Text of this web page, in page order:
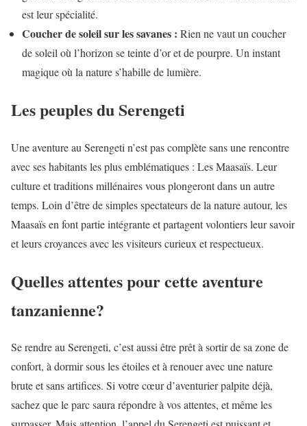
est leur spécialité.
Coucher de soleil sur les savanes : Rien ne vaut un coucher
de soleil où l’horizon se teinte d’or et de pourpre. Un instant
magique où la nature s’habille de lumière.
Les peuples du Serengeti
Une aventure au Serengeti n’est pas complète sans une rencontre
avec ses habitants les plus emblématiques : Les Maasaïs. Leur
culture et traditions millénaires vous plongeront dans un autre
temps. Loin d’être de simples spectateurs de la nature autour, les
Maasaïs en font partie intégrante et partagent volontiers leur savoir
et leurs croyances avec les visiteurs curieux et respectueux.
Quelles attentes pour cette aventure
tanzanienne?
Se rendre au Serengeti, c’est aussi être prêt à sortir de sa zone de
confort, à dormir sous les étoiles et à renouer avec une nature
brute et sans artifices. Si votre cœur d’aventurier palpite déjà,
sachez que le parc saura répondre à vos attentes, et même les